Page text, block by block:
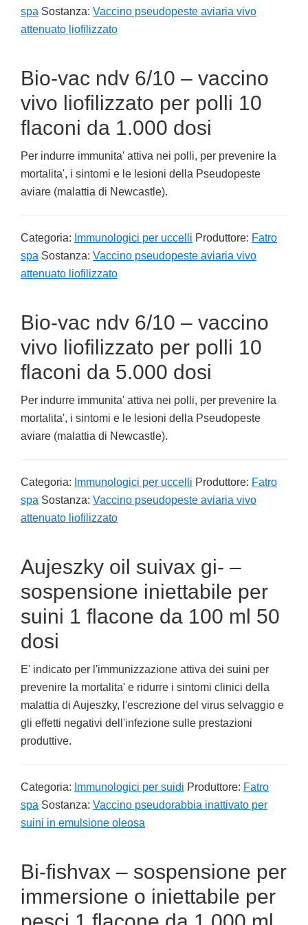
spa Sostanza: Vaccino pseudopeste aviaria vivo
attenuato liofilizzato
Bio-vac ndv 6/10 – vaccino
vivo liofilizzato per polli 10
flaconi da 1.000 dosi
Per indurre immunita' attiva nei polli, per prevenire la
mortalita', i sintomi e le lesioni della Pseudopeste
aviare (malattia di Newcastle).
Categoria: Immunologici per uccelli Produttore: Fatro
spa Sostanza: Vaccino pseudopeste aviaria vivo
attenuato liofilizzato
Bio-vac ndv 6/10 – vaccino
vivo liofilizzato per polli 10
flaconi da 5.000 dosi
Per indurre immunita' attiva nei polli, per prevenire la
mortalita', i sintomi e le lesioni della Pseudopeste
aviare (malattia di Newcastle).
Categoria: Immunologici per uccelli Produttore: Fatro
spa Sostanza: Vaccino pseudopeste aviaria vivo
attenuato liofilizzato
Aujeszky oil suivax gi- –
sospensione iniettabile per
suini 1 flacone da 100 ml 50
dosi
E' indicato per l'immunizzazione attiva dei suini per
prevenire la mortalita' e ridurre i sintomi clinici della
malattia di Aujeszky, l'escrezione del virus selvaggio e
gli effetti negativi dell'infezione sulle prestazioni
produttive.
Categoria: Immunologici per suidi Produttore: Fatro
spa Sostanza: Vaccino pseudorabbia inattivato per
suini in emulsione oleosa
Bi-fishvax – sospensione per
immersione o iniettabile per